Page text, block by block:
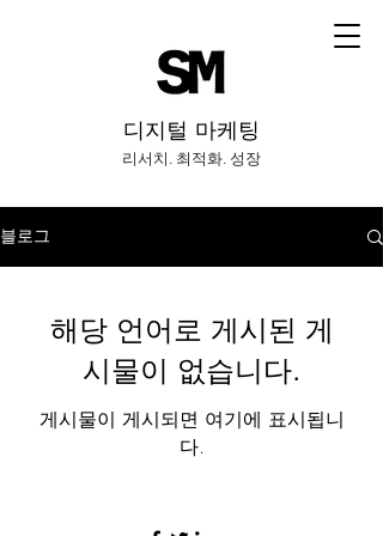
​디지털 마케팅
리서치. 최적화. 성장
블로그
해당 언어로 게시된 게
시물이 없습니다.
게시물이 게시되면 여기에 표시됩니
다.